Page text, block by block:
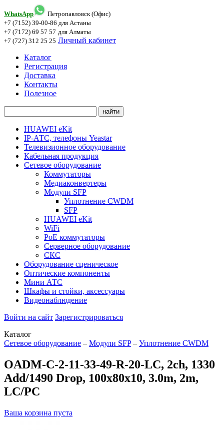
WhatsApp
Петропавловск (Офис)
+7 (7152) 39-00-86 для Астаны
+7 (7172) 69 57 57 для Алматы
+7 (727) 312 25 25 Личный кабинет
Каталог
Регистрация
Доставка
Контакты
Полезное
HUAWEI eKit
IP-АТС, телефоны Yeastar
Телевизионное оборудование
Кабельная продукция
Сетевое оборудование
Коммутаторы
Медиаконвертеры
Модули SFP
Уплотнение CWDM
SFP
HUAWEI eKit
WiFi
PoE коммутаторы
Серверное оборудование
СКС
Оборудование сценическое
Оптические компоненты
Мини АТС
Шкафы и стойки, аксессуары
Видеонаблюдение
Войти на сайт Зарегистрироваться
Каталог
Сетевое оборудование – Модули SFP– Уплотнение CWDM
OADM-C-2-11-33-49-R-20-LC, 2ch, 1330
Add/1490 Drop, 100x80x10, 3.0m, 2m,
LC/PC
Ваша корзина пуста